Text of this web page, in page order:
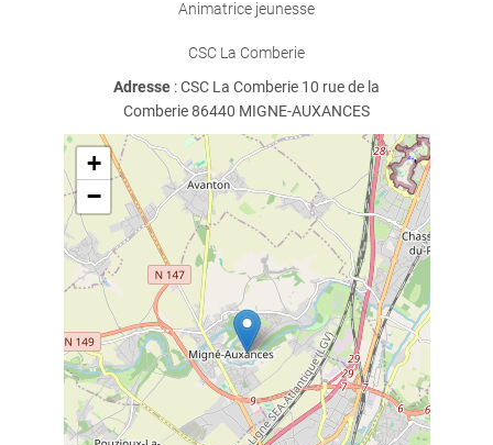
Animatrice jeunesse
CSC La Comberie
Adresse : CSC La Comberie 10 rue de la
Comberie 86440 MIGNE-AUXANCES
+
−